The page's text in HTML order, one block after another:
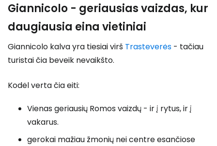
Giannicolo - geriausias vaizdas, kur
daugiausia eina vietiniai
Giannicolo kalva yra tiesiai virš Trasteverės - tačiau
turistai čia beveik nevaikšto.
Kodėl verta čia eiti:
Vienas geriausių Romos vaizdų - ir į rytus, ir į
vakarus.
gerokai mažiau žmonių nei centre esančiose